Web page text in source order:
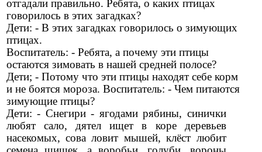
отгадали правильно. Ребята, о каких птицах
говорилось в этих загадках?
Дети: - В этих загадках говорилось о зимующих
птицах.
Воспитатель: - Ребята, а почему эти птицы
остаются зимовать в нашей средней полосе?
Дети; - Потому что эти птицы находят себе корм
и не боятся мороза. Воспитатель: - Чем питаются
зимующие птицы?
Дети: - Снегири - ягодами рябины, синички
любят сало, дятел ищет в коре деревьев
насекомых, сова ловит мышей, клёст любит